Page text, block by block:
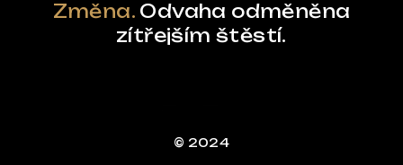
Změna. Odvaha odměněna
zítřejším štěstí.
© 2024